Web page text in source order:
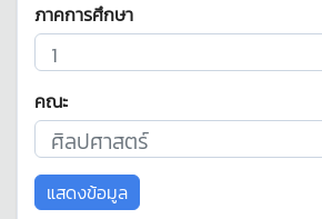
ภาคการศึกษา
คณะ
แสดงข้อมูล